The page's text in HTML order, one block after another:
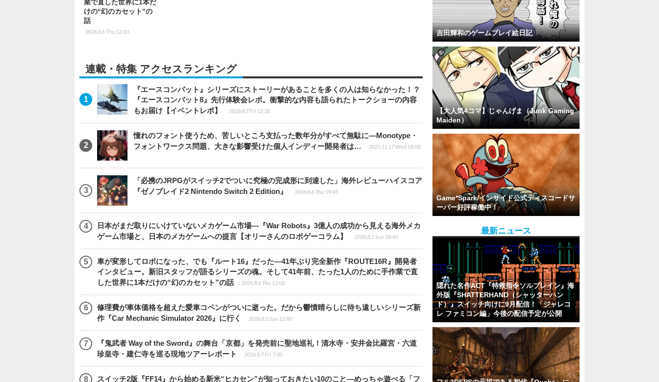
業で直した世界に1本だ
けの“幻のカセット”の
話
2026.8.6 Thu 12:00
連載・特集 アクセスランキング
『エースコンバット』シリーズにストーリーがあることを多くの人は知らなかった！？
『エースコンバット8』先行体験会レポ。衝撃的な内容も語られたトークショーの内容
もお届け【イベントレポ】
2026.8.7 Fri 12:30
憧れのフォント使うため、苦しいところ支払った数年分がすべて無駄に―Monotype・
フォントワークス問題、大きな影響受けた個人インディー開発者は…
2025.12.17 Wed 18:00
「必携のJRPGがスイッチ2でついに究極の完成形に到達した」海外レビューハイスコア
『ゼノブレイド2 Nintendo Switch 2 Edition』
2026.8.6 Thu 19:45
日本がまだ取りにいけていないメカゲーム市場―『War Robots』3億人の成功から見える海外メカ
ゲーム市場と、日本のメカゲームへの提言【オリーさんのロボゲーコラム】
2026.8.2 Sun 18:45
車が変形してロボになった、でも『ルート16』だった―41年ぶり完全新作『ROUTE16R』開発者
インタビュー。新旧スタッフが語るシリーズの魂。そして41年前、たった1人のために手作業で直
した世界に1本だけの“幻のカセット”の話
2026.8.6 Thu 12:00
修理費が車体価格を超えた愛車コペンがついに逝った。だから鬱憤晴らしに待ち遠しいシリーズ新
作『Car Mechanic Simulator 2026』に行く
2026.8.2 Sun 12:00
『鬼武者 Way of the Sword』の舞台「京都」を発売前に聖地巡礼！清水寺・安井金比羅宮・六道
珍皇寺・建仁寺を巡る現地ツアーレポート
2026.8.7 Fri 7:00
スイッチ2版『FF14』から始める新米“ヒカセン”が知っておきたい10のこと―めっちゃ遊べる「フ
吉田輝和のゲームプレイ絵日記
【大人気4コマ】じゃんげま（Junk Gaming
Maiden）
Game*Spark/インサイド公式ディスコードサ
ーバー好評稼働中！
最新ニュース
隠れた名作ACT『特救指令ソルブレイン』海
外版『SHATTERHAND（シャッターハン
ド）』スイッチ向けに9月配信！「ジャレコ
レ ファミコン編」今後の配信予定が公開